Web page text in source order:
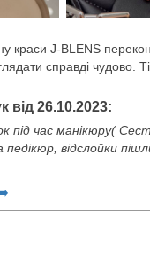
краси J-BLENS
справді чудово.
від 26.10.2023:
під час манікюру(
відслойки